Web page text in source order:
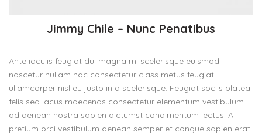
Jimmy Chile – Nunc Penatibus
Ante iaculis feugiat dui magna mi scelerisque euismod
nascetur nullam hac consectetur class metus feugiat
ullamcorper nisl eu justo in a scelerisque. Feugiat sociis platea
felis sed lacus maecenas consectetur elementum vestibulum
ad aenean nostra sapien dictumst condimentum lectus. A
pretium orci vestibulum aenean semper et congue sapien erat